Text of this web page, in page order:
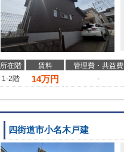
所在階 賃料 管理費・共益費
1-2階
14万円 -
四街道市小名木戸建